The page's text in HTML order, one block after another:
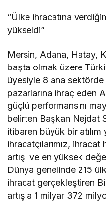
“Ülke ihracatına
yükseldi”
Mersin, Adana, Hatay,
başta olmak üzere
üyesiyle 8 ana sektörde
pazarlarına ihraç eden
güçlü performansını
belirten Başkan Nejdat
itibaren büyük bir
ihracatçılarımız,
artışı ve en yüksek
Dünya genelinde 215
ihracat gerçekleştiren
artışla 1 milyar 372